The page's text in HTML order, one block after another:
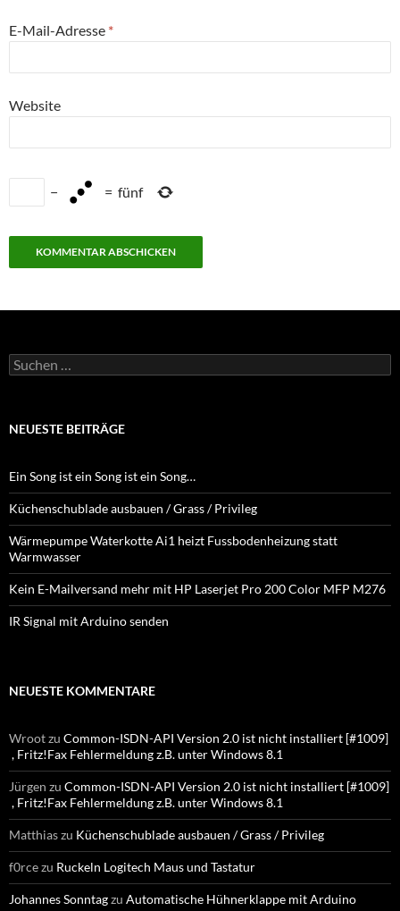
E-Mail-Adresse *
Website
− = fünf
Suchen
nach:
NEUESTE BEITRÄGE
Ein Song ist ein Song ist ein Song…
Küchenschublade ausbauen / Grass / Privileg
Wärmepumpe Waterkotte Ai1 heizt Fussbodenheizung statt
Warmwasser
Kein E-Mailversand mehr mit HP Laserjet Pro 200 Color MFP M276
IR Signal mit Arduino senden
NEUESTE KOMMENTARE
Wrootzu Common-ISDN-API Version 2.0 ist nicht installiert [#1009]
, Fritz!Fax Fehlermeldung z.B. unter Windows 8.1
Jürgen zu Common-ISDN-API Version 2.0 ist nicht installiert [#1009]
, Fritz!Fax Fehlermeldung z.B. unter Windows 8.1
Matthiaszu Küchenschublade ausbauen / Grass / Privileg
f0rcezu Ruckeln Logitech Maus und Tastatur
Johannes Sonntagzu Automatische Hühnerklappe mit Arduino